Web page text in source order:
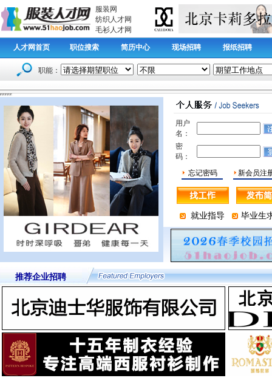
服装网
纺织人才网
毛衫人才网
人才网首页 职位搜索 简历中心 现场招聘 报纸招聘
职能：
用户
名：
密
码：
忘记密码
新会员注
就业指导 毕业生
推荐企业招聘